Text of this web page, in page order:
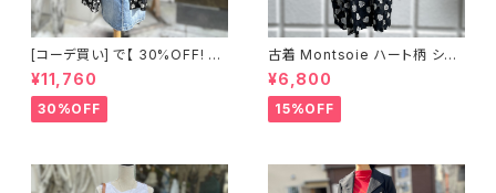
[コーデ買い] で【 30%OFF! 】2
点 ショート丈 デニム サロペット
スカート + 古着 Montsoie ハ
ート柄 シアーシャツ ブラック
¥11,760
30%OFF
古着 Montsoie ハート柄 シア
ーシャツ ブラック
¥6,800
15%OFF